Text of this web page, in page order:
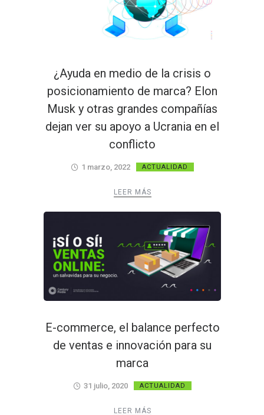
¿Ayuda en medio de la crisis o
posicionamiento de marca? Elon
Musk y otras grandes compañías
dejan ver su apoyo a Ucrania en el
conflicto
1 marzo, 2022 ACTUALIDAD
LEER MÁS
E-commerce, el balance perfecto
de ventas e innovación para su
marca
31 julio, 2020 ACTUALIDAD
LEER MÁS